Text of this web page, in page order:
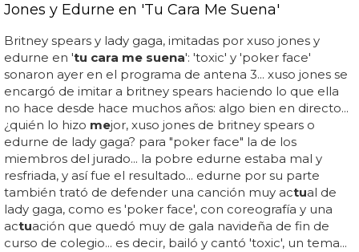
Jones y Edurne en 'Tu Cara Me Suena'
Britney spears y lady gaga, imitadas por xuso jones y
edurne en 'tu cara me suena': 'toxic' y 'poker face'
sonaron ayer en el programa de antena 3... xuso jones se
encargó de imitar a britney spears haciendo lo que ella
no hace desde hace muchos años: algo bien en directo...
¿quién lo hizo mejor, xuso jones de britney spears o
edurne de lady gaga? para "poker face" la de los
miembros del jurado... la pobre edurne estaba mal y
resfriada, y así fue el resultado... edurne por su parte
también trató de defender una canción muy actual de
lady gaga, como es 'poker face', con coreografía y una
actuación que quedó muy de gala navideña de fin de
curso de colegio... es decir, bailó y cantó 'toxic', un tema...